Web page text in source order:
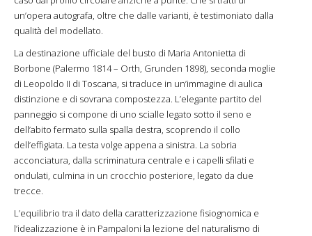
un’opera autografa, oltre che dalle varianti, è testimoniato dalla
qualità del modellato.
La destinazione ufficiale del busto di Maria Antonietta di
Borbone (Palermo 1814 – Orth, Grunden 1898), seconda moglie
di Leopoldo II di Toscana, si traduce in un’immagine di aulica
distinzione e di sovrana compostezza. L’elegante partito del
panneggio si compone di uno scialle legato sotto il seno e
dell’abito fermato sulla spalla destra, scoprendo il collo
dell’effigiata. La testa volge appena a sinistra. La sobria
acconciatura, dalla scriminatura centrale e i capelli sfilati e
ondulati, culmina in un crocchio posteriore, legato da due
trecce.
L’equilibrio tra il dato della caratterizzazione fisiognomica e
l’idealizzazione è in Pampaloni la lezione del naturalismo di